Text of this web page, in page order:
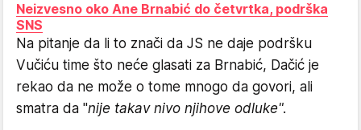
Neizvesno oko Ane Brnabić do četvrtka, podrška
SNS
Na pitanje da li to znači da JS ne daje podršku
Vučiću time što neće glasati za Brnabić, Dačić je
rekao da ne može o tome mnogo da govori, ali
smatra da "nije takav nivo njihove odluke".